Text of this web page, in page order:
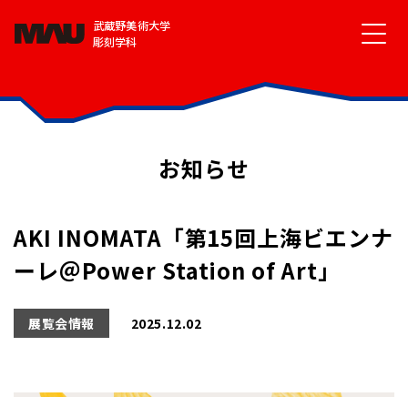
武蔵野美術大学
彫刻学科
お知らせ
AKI INOMATA「第15回上海ビエンナ
ーレ＠Power Station of Art」
展覧会情報 2025.12.02